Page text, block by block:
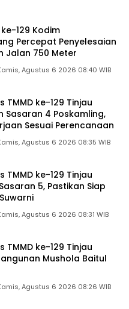
129 Kodim
Percepat Penyelesaian
Jalan 750 Meter
Agustus 6 2026 08:40 WIB
TMMD ke-129 Tinjau
Sasaran 4 Poskamling,
Sesuai Perencanaan
Agustus 6 2026 08:35 WIB
TMMD ke-129 Tinjau
5, Pastikan Siap
Agustus 6 2026 08:31 WIB
TMMD ke-129 Tinjau
Mushola Baitul
Agustus 6 2026 08:26 WIB